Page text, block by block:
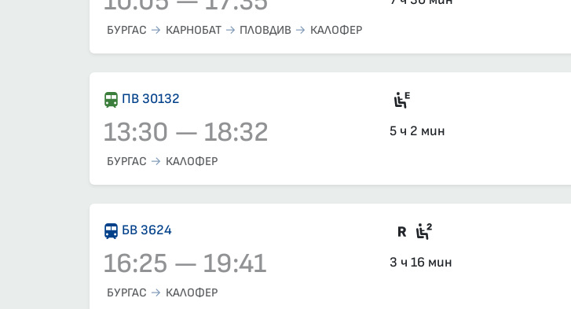
Влак 80250, 10:05 – 17:35, вече е заминал
БУРГАС КАРНОБАТ ПЛОВДИВ КАЛОФЕР
Влак 30132, 13:30 – 18:32, вече е заминал
ПВ 30132
13:30 — 18:32 5 ч 2 мин
БУРГАС КАЛОФЕР
Влак 3624, 16:25 – 19:41, вече е заминал
БВ 3624 Влак със
Седящи места,
16:25 — 19:41 3 ч 16 мин
БУРГАС КАЛОФЕР